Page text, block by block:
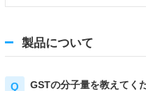
製品について
GSTの分子量を教えてく